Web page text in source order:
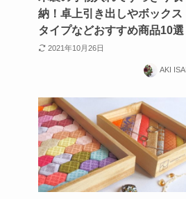
納！卓上引き出しやボックス
タイプなどおすすめ商品10選
2021年10月26日
AKI ISAI